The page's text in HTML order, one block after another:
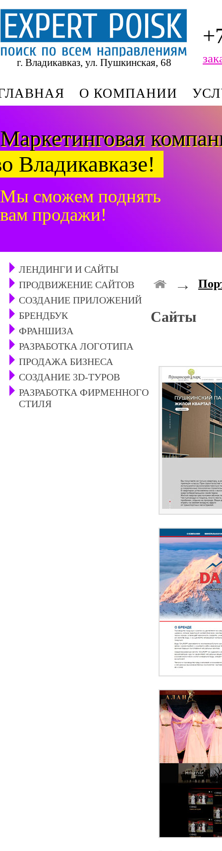
г. Владикавказ, ул. Пушкинская, 68
О КОМПАНИИ
Маркетинговая
Владикавказе!
Мы сможем поднять
вам продажи!
→
Сайты
ЛЕНДИНГИ И САЙТЫ
ПРОДВИЖЕНИЕ САЙТОВ
СОЗДАНИЕ ПРИЛОЖЕНИЙ
БРЕНДБУК
ФРАНШИЗА
РАЗРАБОТКА ЛОГОТИПА
ПРОДАЖА БИЗНЕСА
СОЗДАНИЕ 3D-ТУРОВ
РАЗРАБОТКА ФИРМЕННОГО
СТИЛЯ